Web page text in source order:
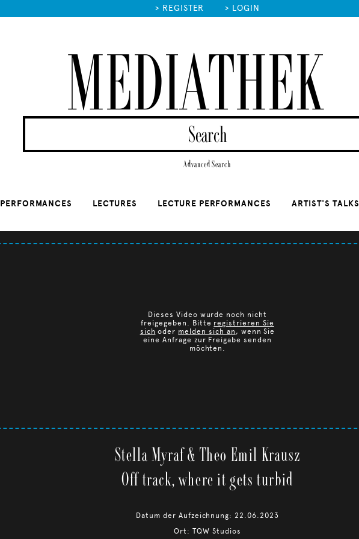
> REGISTER > LOGIN
MEDIATHEK
Advanced Search
PERFORMANCES LECTURES LECTURE PERFORMANCES ARTIST'S TALKS
Dieses Video wurde noch nicht
freigegeben. Bitte registrieren Sie
sich oder melden sich an , wenn Sie
eine Anfrage zur Freigabe senden
möchten.
Stella Myraf & Theo Emil Krausz
Off track, where it gets turbid
Datum der Aufzeichnung: 22.06.2023
Ort: TQW Studios